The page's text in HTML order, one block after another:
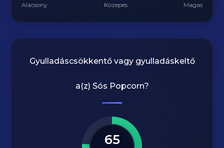
Alacsony Közepes Magas
Gyulladáscsökkentő vagy gyulladáskeltő
a(z) Sós Popcorn?
65